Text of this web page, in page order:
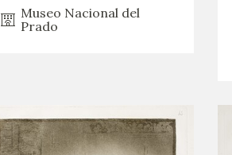
Museo Nacional del
Prado